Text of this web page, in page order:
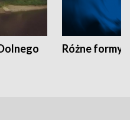
Różne formy